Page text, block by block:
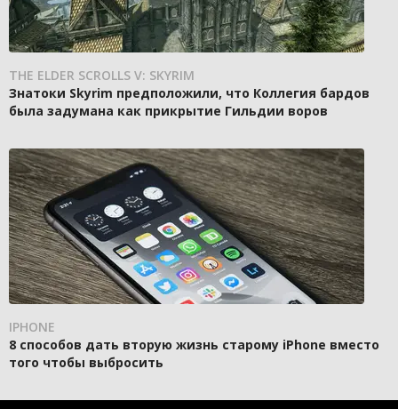
THE ELDER SCROLLS V: SKYRIM
Знатоки Skyrim предположили, что Коллегия бардов
была задумана как прикрытие Гильдии воров
IPHONE
8 способов дать вторую жизнь старому iPhone вместо
того чтобы выбросить